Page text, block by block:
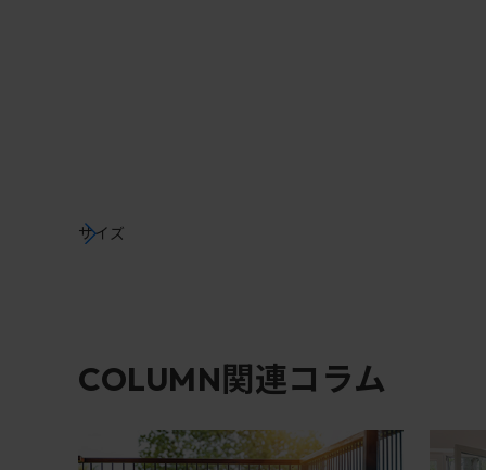
サイズ
COLUMN関連コラム